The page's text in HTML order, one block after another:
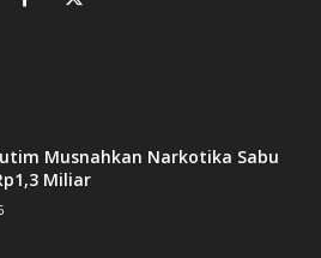
Musnahkan Narkotika Sabu
Miliar